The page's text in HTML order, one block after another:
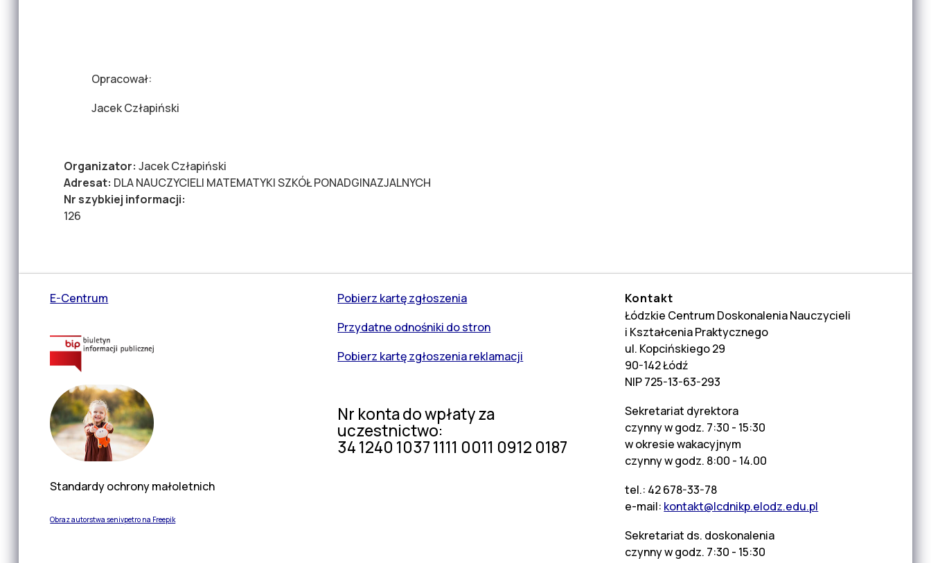
Opracował:
Jacek Człapiński
Organizator:Jacek Człapiński
Adresat: DLA NAUCZYCIELI MATEMATYKI SZKÓŁ PONADGINAZJALNYCH
Nr szybkiej informacji:
126
E-Centrum
Standardy ochrony małoletnich
Obraz autorstwa senivpetro na Freepik
Pobierz kartę zgłoszenia
Przydatne odnośniki do stron
Pobierz kartę zgłoszenia reklamacji
Nr konta do wpłaty za
uczestnictwo:
34 1240 1037 1111 0011 0912 0187
Kontakt
Łódzkie Centrum Doskonalenia Nauczycieli
i Kształcenia Praktycznego
ul. Kopcińskiego 29
90-142 Łódź
NIP 725-13-63-293
Sekretariat dyrektora
czynny w godz. 7:30 - 15:30
w okresie wakacyjnym
czynny w godz. 8:00 - 14.00
tel.: 42 678-33-78
e-mail: kontakt@lcdnikp.elodz.edu.pl
Sekretariat ds. doskonalenia
czynny w godz. 7:30 - 15:30